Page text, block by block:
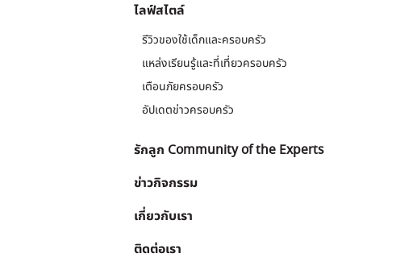
ไลฟ์สไตล์
รีวิวของใช้เด็กและครอบครัว
แหล่งเรียนรู้และที่เที่ยวครอบครัว
เตือนภัยครอบครัว
อัปเดตข่าวครอบครัว
รักลูก Community of the Experts
ข่าวกิจกรรม
เกี่ยวกับเรา
ติดต่อเรา